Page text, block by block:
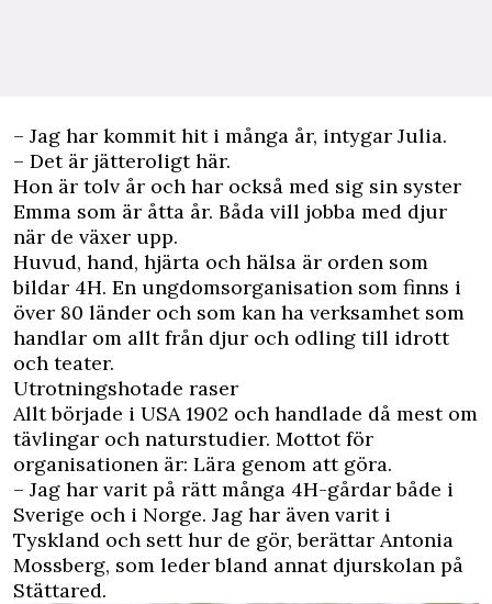
– Jag har kommit hit i många år, intygar Julia.
– Det är jätteroligt här.
Hon är tolv år och har också med sig sin syster
Emma som är åtta år. Båda vill jobba med djur
när de växer upp.
Huvud, hand, hjärta och hälsa är orden som
bildar 4H. En ungdomsorganisation som finns i
över 80 länder och som kan ha verksamhet som
handlar om allt från djur och odling till idrott
och teater.
Utrotningshotade raser
Allt började i USA 1902 och handlade då mest om
tävlingar och naturstudier. Mottot för
organisationen är: Lära genom att göra.
– Jag har varit på rätt många 4H-gårdar både i
Sverige och i Norge. Jag har även varit i
Tyskland och sett hur de gör, berättar Antonia
Mossberg, som leder bland annat djurskolan på
Stättared.